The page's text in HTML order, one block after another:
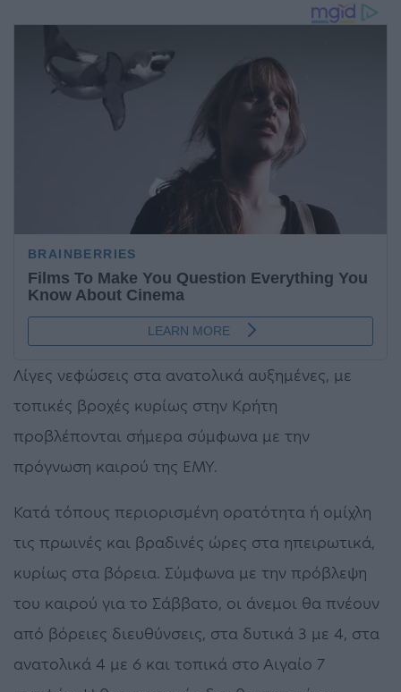
Λίγες νεφώσεις στα ανατολικά αυξημένες, με
τοπικές βροχές κυρίως στην Κρήτη
προβλέπονται σήμερα σύμφωνα με την
πρόγνωση καιρού της ΕΜΥ.
Κατά τόπους περιορισμένη ορατότητα ή ομίχλη
τις πρωινές και βραδινές ώρες στα ηπειρωτικά,
κυρίως στα βόρεια. Σύμφωνα με την πρόβλεψη
του καιρού για το Σάββατο, οι άνεμοι θα πνέουν
από βόρειες διευθύνσεις, στα δυτικά 3 με 4, στα
ανατολικά 4 με 6 και τοπικά στο Αιγαίο 7